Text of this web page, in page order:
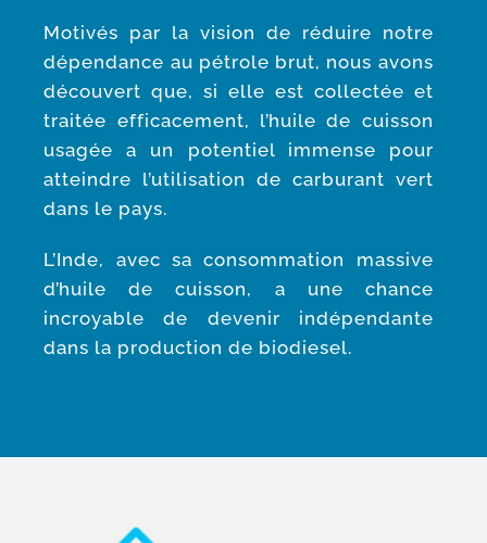
Motivés par la vision de réduire notre
dépendance au pétrole brut, nous avons
découvert que, si elle est collectée et
traitée efficacement, l’huile de cuisson
usagée a un potentiel immense pour
atteindre l’utilisation de carburant vert
dans le pays.
L’Inde, avec sa consommation massive
d’huile de cuisson, a une chance
incroyable de devenir indépendante
dans la production de biodiesel.